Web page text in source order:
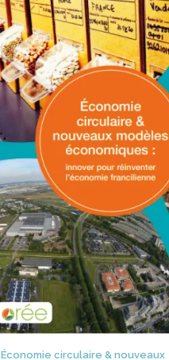
Économie circulaire & nouveaux